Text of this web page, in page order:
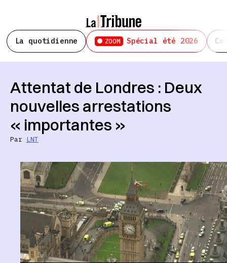
La quotidienne ZOOM Spécial été 2026
Attentat de Londres : Deux
nouvelles arrestations
« importantes »
Par LNT